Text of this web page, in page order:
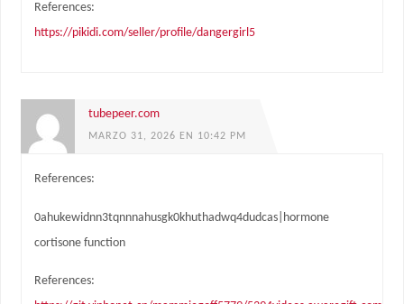
References:
https://pikidi.com/seller/profile/dangergirl5
tubepeer.com
MARZO 31, 2026 EN 10:42 PM
References:
0ahukewidnn3tqnnnahusgk0khuthadwq4dudcas|hormone
cortisone function
References: